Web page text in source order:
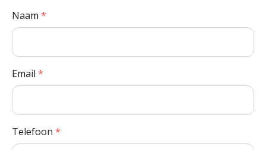
Naam *
Email *
Telefoon *